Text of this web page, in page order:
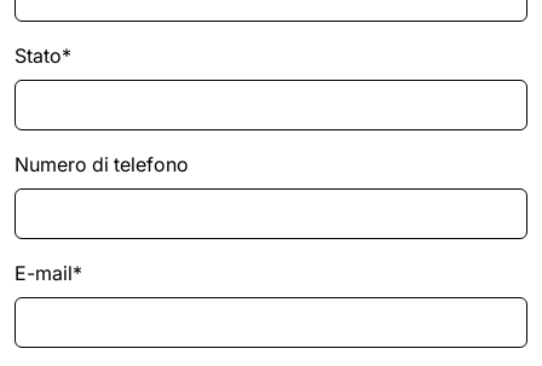
Stato*
Numero di telefono
E-mail*